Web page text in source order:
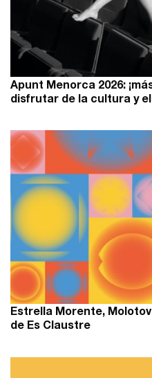
Apunt Menorca 2026:
disfrutar de la cultura y
Estrella Morente,
de Es Claustre